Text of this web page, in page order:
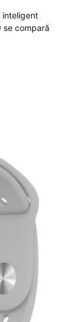
inteligent
se compară